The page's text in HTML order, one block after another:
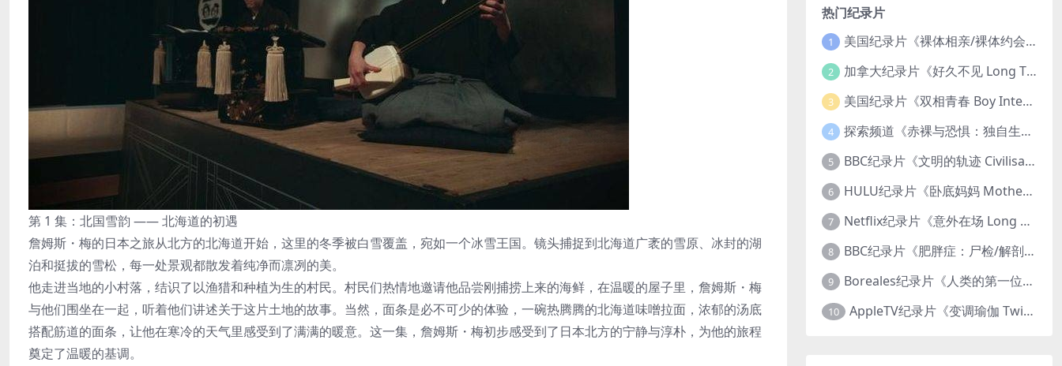
第 1 集：北国雪韵 —— 北海道的初遇
詹姆斯・梅的日本之旅从北方的北海道开始，这里的冬季被白雪覆盖，宛如一个冰雪王国。镜头捕捉到北海道广袤的雪原、冰封的湖
泊和挺拔的雪松，每一处景观都散发着纯净而凛冽的美。
他走进当地的小村落，结识了以渔猎和种植为生的村民。村民们热情地邀请他品尝刚捕捞上来的海鲜，在温暖的屋子里，詹姆斯・梅
与他们围坐在一起，听着他们讲述关于这片土地的故事。当然，面条是必不可少的体验，一碗热腾腾的北海道味噌拉面，浓郁的汤底
搭配筋道的面条，让他在寒冷的天气里感受到了满满的暖意。这一集，詹姆斯・梅初步感受到了日本北方的宁静与淳朴，为他的旅程
奠定了温暖的基调。
热门纪录片
1 美国纪录片《裸体相亲/裸体约会 Dating Naked 2014-2016》第1-3季全33集 英语中英双字 无水印纯净版 1080P/MKV/85.6G 裸体相亲真人秀
2 加拿大纪录片《好久不见 Long Time Comin 1993》英语中英双字 官方纯净版 1080P/MKV/1G 女同性艺术家
3 美国纪录片《双相青春 Boy Interrupted 2009》英语中英双字 官方纯净版 1080P/MKV/1.43G 青少年躁郁症
4 探索频道《赤裸与恐惧：独自生存/赤裸荒野求生 Naked and Afraid: Solo 2023》第一季全8集 英语中英双字 官方纯净版 高码1080P/MKV/45.4G
5 BBC纪录片《文明的轨迹 Civilisations 1969》全13集 英语中英双字 高清收藏版 1080P/MKV/64.1G 西方艺术史话
6 HULU纪录片《卧底妈妈 Mother Undercover 2023》全4集 英语中英双字 官方纯净版 1080P/MKV/7.6G 拯救孩子
7 Netflix纪录片《意外在场 Long Shot 2017》英语中字 720P/NKV/1.06GB 美国谋杀误判案件
8 BBC纪录片《肥胖症：尸检/解剖肥胖 Obesity: The Post Mortem 2016》英语中英双字 无水印纯净版 1080P/MKV/1.03G
9 Boreales纪录片《人类的第一位动物朋友：人类和狗的神奇故事 Man’s First Friend 2018》英语中英双字 1080P/MP4/1.8G 狗的神奇故事
10 AppleTV纪录片《变调瑜伽 Twisted Yoga 2026》全3集 英语中英双字 无水印纯净版 1080P/MKV/10G 瑜伽大师背后的真相